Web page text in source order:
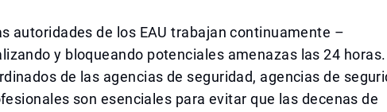
autoridades de los EAU trabajan continuamente –
y bloqueando potenciales amenazas las 24 horas.
de las agencias de seguridad, agencias de
son esenciales para evitar que las decenas de